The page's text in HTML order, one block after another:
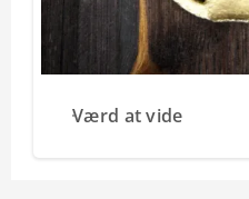
Værd at vide